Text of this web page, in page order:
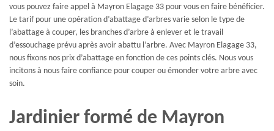
vous pouvez faire appel à Mayron Elagage 33 pour vous en faire bénéficier.
Le tarif pour une opération d’abattage d’arbres varie selon le type de
l’abattage à couper, les branches d’arbre à enlever et le travail
d’essouchage prévu après avoir abattu l’arbre. Avec Mayron Elagage 33,
nous fixons nos prix d’abattage en fonction de ces points clés. Nous vous
incitons à nous faire confiance pour couper ou émonder votre arbre avec
soin.
Jardinier formé de Mayron